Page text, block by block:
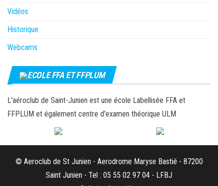
Vidéos
Historique
Webcams
ECOLE FFA ET FFPLUM
L'aéroclub de Saint-Junien est une école Labellisée FFA et
FFPLUM et également centre d'examen théorique ULM
© Aeroclub de St Junien - Aerodrome Maryse Bastié - 87200
Saint Junien - Tel : 05 55 02 97 04 - LFBJ